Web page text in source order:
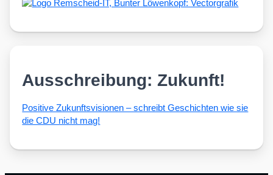
Ausschreibung: Zukunft!
Posi­ti­ve Zukunfts­vi­sio­nen – schreibt Geschich­ten wie sie
die CDU nicht mag!